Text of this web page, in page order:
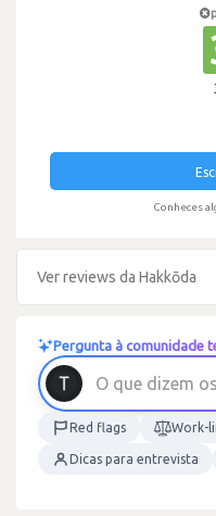
Conheces
Ver reviews da Hakkōda
Pergunta à comunidade
O que d izem os
Red flags Work-
Dicas para entrevista